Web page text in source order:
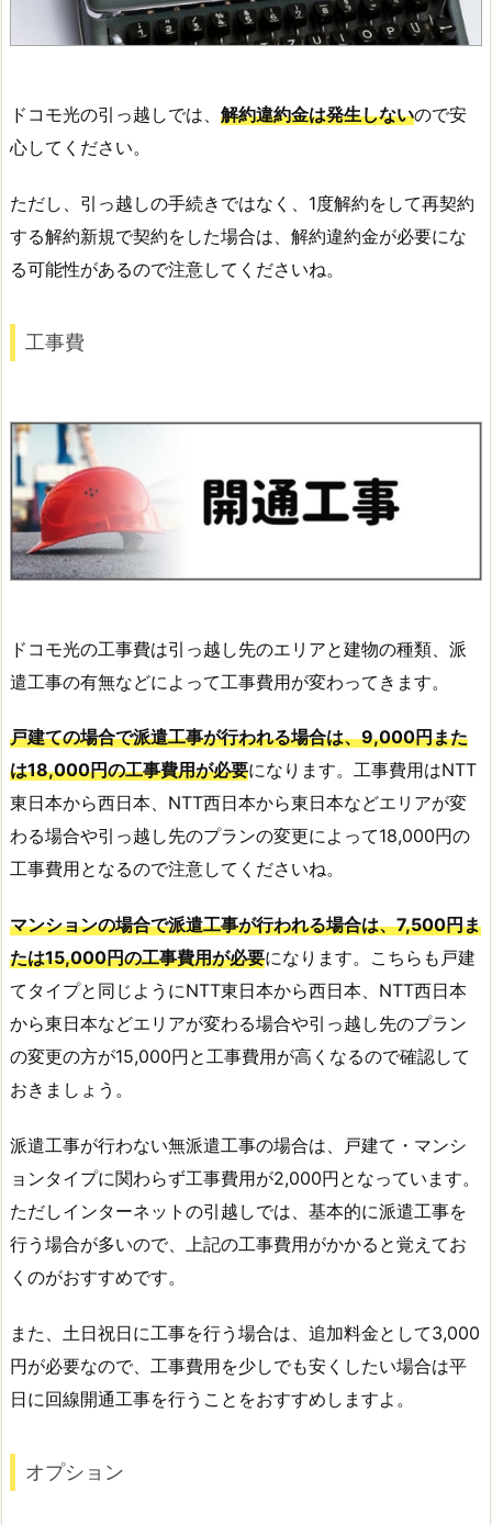
ドコモ光の引っ越しでは、 解約違約金は発生しないので安
心してください。
ただし、引っ越しの手続きではなく、1度解約をして再契約
する解約新規で契約をした場合は、解約違約金が必要にな
る可能性があるので注意してくださいね。
工事費
ドコモ光の工事費は引っ越し先のエリアと建物の種類、派
遣工事の有無などによって工事費用が変わってきます。
戸建ての場合で派遣工事が行われる場合は、9,000円また
は18,000円の工事費用が必要になります。工事費用はNTT
東日本から西日本、NTT西日本から東日本などエリアが変
わる場合や引っ越し先のプランの変更によって18,000円の
工事費用となるので注意してくださいね。
マンションの場合で派遣工事が行われる場合は、7,500円ま
たは15,000円の工事費用が必要になります。こちらも戸建
てタイプと同じようにNTT東日本から西日本、NTT西日本
から東日本などエリアが変わる場合や引っ越し先のプラン
の変更の方が15,000円と工事費用が高くなるので確認して
おきましょう。
派遣工事が行わない無派遣工事の場合は、戸建て・マンシ
ョンタイプに関わらず工事費用が2,000円となっています。
ただしインターネットの引越しでは、基本的に派遣工事を
行う場合が多いので、上記の工事費用がかかると覚えてお
くのがおすすめです。
また、土日祝日に工事を行う場合は、追加料金として3,000
円が必要なので、工事費用を少しでも安くしたい場合は平
日に回線開通工事を行うことをおすすめしますよ。
オプション